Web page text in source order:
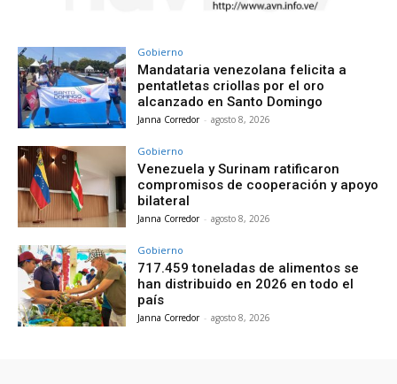
Gobierno
Mandataria venezolana felicita a
pentatletas criollas por el oro
alcanzado en Santo Domingo
Janna Corredor - agosto 8, 2026
Gobierno
Venezuela y Surinam ratificaron
compromisos de cooperación y apoyo
bilateral
Janna Corredor - agosto 8, 2026
Gobierno
717.459 toneladas de alimentos se
han distribuido en 2026 en todo el
país
Janna Corredor - agosto 8, 2026